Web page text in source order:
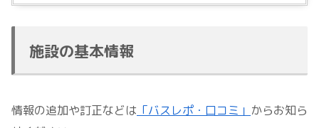
施設の基本情報
情報の追加や訂正などは 「バスレポ・口コミ」 からお知ら